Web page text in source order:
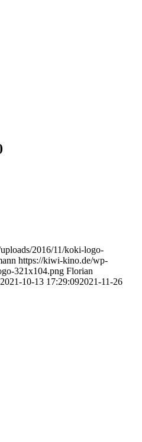
2016/11/koki-logo-
https://kiwi-kino.de/wp-
321x104.png Florian
2021-10-13 17:29:092021-11-26